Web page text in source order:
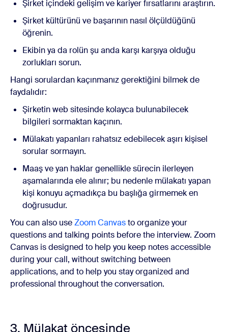
Şirket içindeki gelişim ve kariyer fırsatlarını araştırın.
Şirket kültürünü ve başarının nasıl ölçüldüğünü
öğrenin.
Ekibin ya da rolün şu anda karşı karşıya olduğu
zorlukları sorun.
Hangi sorulardan kaçınmanız gerektiğini bilmek de
faydalıdır:
Şirketin web sitesinde kolayca bulunabilecek
bilgileri sormaktan kaçının.
Mülakatı yapanları rahatsız edebilecek aşırı kişisel
sorular sormayın.
Maaş ve yan haklar genellikle sürecin ilerleyen
aşamalarında ele alınır; bu nedenle mülakatı yapan
kişi konuyu açmadıkça bu başlığa girmemek en
doğrusudur.
You can also useZoom Canvasto organize your
questions and talking points before the interview. Zoom
Canvas is designed to help you keep notes accessible
during your call, without switching between
applications, and to help you stay organized and
professional throughout the conversation.
3. Mülakat öncesinde